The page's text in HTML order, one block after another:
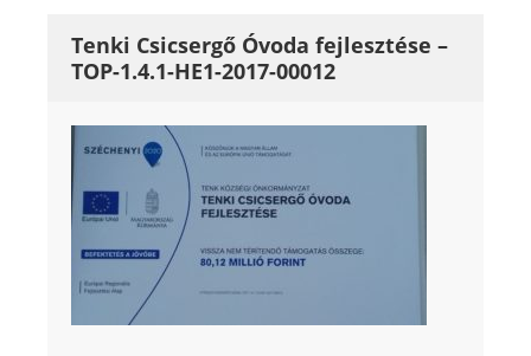
Tenki Csicsergő Óvoda fejlesztése –
TOP-1.4.1-HE1-2017-00012